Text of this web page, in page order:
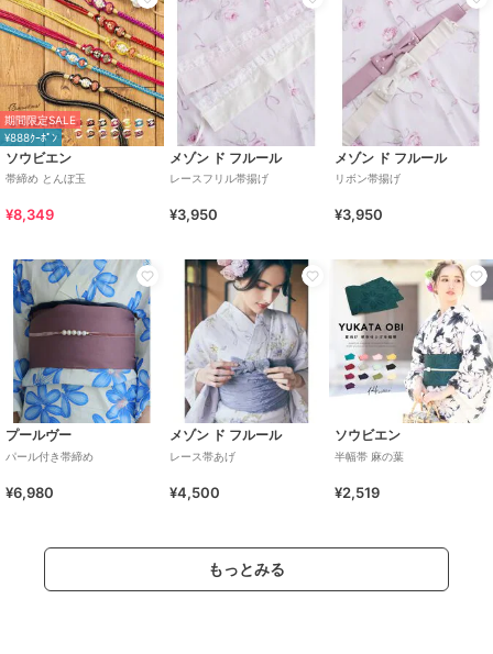
期間限定SALE
¥888ｸｰﾎﾟﾝ
ソウビエン
帯締め とんぼ玉
¥8,349
メゾン ド フルール
レースフリル帯揚げ
¥3,950
メゾン ド フルール
リボン帯揚げ
¥3,950
プールヴー
パール付き帯締め
¥6,980
メゾン ド フルール
レース帯あげ
¥4,500
ソウビエン
半幅帯 麻の葉
¥2,519
もっとみる